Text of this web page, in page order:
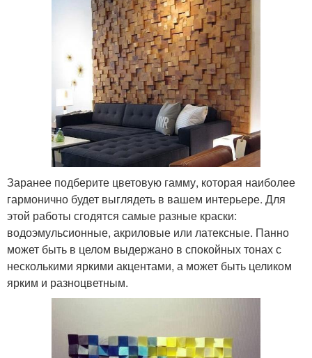
Заранее подберите цветовую гамму, которая наиболее
гармонично будет выглядеть в вашем интерьере. Для
этой работы сгодятся самые разные краски:
водоэмульсионные, акриловые или латексные. Панно
может быть в целом выдержано в спокойных тонах с
несколькими яркими акцентами, а может быть целиком
ярким и разноцветным.